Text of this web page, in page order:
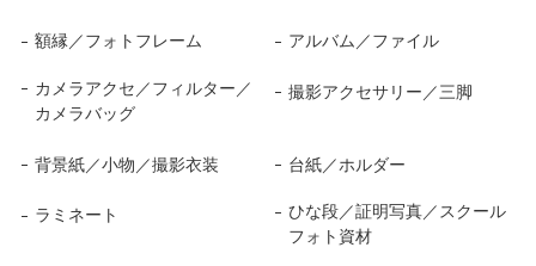
額縁／フォトフレーム アルバム／ファイル
カメラアクセ／フィルター／
カメラバッグ
撮影アクセサリー／三脚
背景紙／小物／撮影衣装 台紙／ホルダー
ラミネート
ひな段／証明写真／スクール
フォト資材